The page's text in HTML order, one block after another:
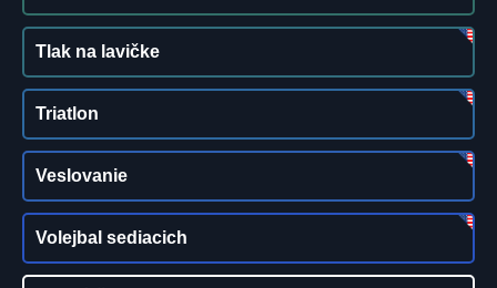
Tlak na lavičke
Triatlon
Veslovanie
Volejbal sediacich